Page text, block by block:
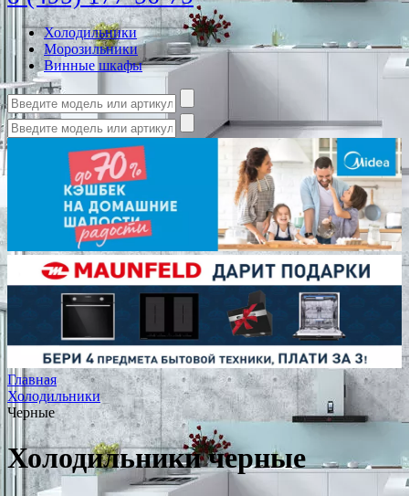
Холодильники
Морозильники
Винные шкафы
Главная
Холодильники
Черные
Холодильники черные